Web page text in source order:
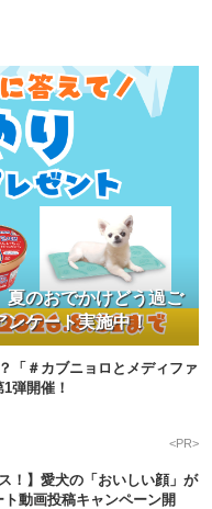
夏のおでかけどう過ご
ンケート実施中！
「＃カブニョロとメディファ
弾開催！
<PR>
！】愛犬の「おいしい顔」が
動画投稿キャンペーン開